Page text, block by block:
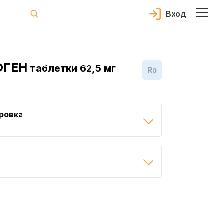
Вход
таблетки 62,5 мг Rp